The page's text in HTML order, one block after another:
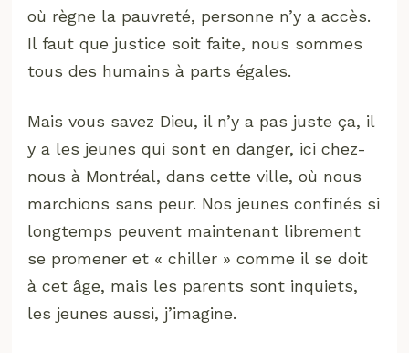
où règne la pauvreté, personne n’y a accès.
Il faut que justice soit faite, nous sommes
tous des humains à parts égales.
Mais vous savez Dieu, il n’y a pas juste ça, il
y a les jeunes qui sont en danger, ici chez-
nous à Montréal, dans cette ville, où nous
marchions sans peur. Nos jeunes confinés si
longtemps peuvent maintenant librement
se promener et « chiller » comme il se doit
à cet âge, mais les parents sont inquiets,
les jeunes aussi, j’imagine.